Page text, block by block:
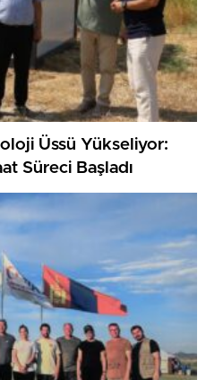
Üssü Yükseliyor:
Süreci Başladı